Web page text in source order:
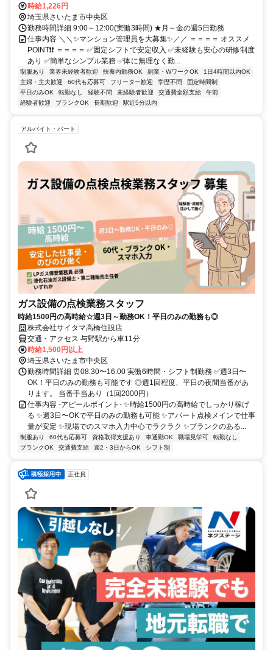
時給1,226円
埼玉県さいたま市中央区
勤務時間詳細 9:00～12:00(実働3時間) ★月～金の週5日勤務
仕事内容 ＼＼✨マンション管理員を大募集✨／／ ＝＝＝＝ オススメ
POINT❗❗ ＝＝＝＝ ✅固定シフトで安定収入 ✅未経験も安心の研修制度
あり ✅簡単なシンプル業務 ✅体に無理なく勤...
制服あり 業界未経験者歓迎 扶養内勤務OK 副業・WワークOK
1日4時間以内OK
主婦・主夫歓迎
60代も応募可 フリーター歓迎 学歴不問
固定時間制
平日のみOK
転勤なし 経験不問 未経験者歓迎 交通費全額支給
午前
経験者歓迎
ブランクOK 長期歓迎 駅近5分以内
アルバイト・パート
ガス設備の点検業務スタッフ
時給1500円の高時給☆週3日～勤務OK！平日のみの勤務も◎
株式会社サイタマ高橋住設店
交通・アクセス 与野駅から車11分
時給1,500円以上
埼玉県さいたま市中央区
勤務時間詳細 ⏰08:30〜16:00 実働6時間・シフト制勤務 ✅週3日〜
OK！平日のみの勤務も可能です ◎週1回程度、平日の夜間当番があ
ります。 当番手当あり（1回2000円）
仕事内容 -アピールポイント- ✨時給1500円の高時給でしっかり稼げ
る ✨週3日〜OKで平日のみの勤務も可能 ✨アパート点検メインで仕事
量が安定 ✨現場でのスマホ入力中心でラクラク ✨ブランクのある...
制服あり 60代も応募可 資格取得支援あり 車通勤OK 職場見学可
転勤なし
ブランクOK
交通費支給 週2・3日からOK シフト制
正社員